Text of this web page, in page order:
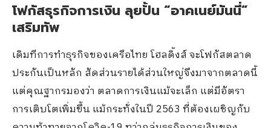
โฟกัสธุรกิจการเงิน ลุยปั้น “อาคเนย์มันนี่”
เสริมทัพ
เดิมทีการทำธุรกิจของเครือไทย โฮลดิ้งส์ จะโฟกัสตลาด
ประกันเป็นหลัก สัดส่วนรายได้ส่วนใหญ่จึงมาจากตลาดนี้
แต่คุณฐากรมองว่า ตลาดการเงินแม้จะเล็ก แต่มีอัตรา
การเติบโตเพิ่มขึ้น แม้กระทั่งในปี 2563 ที่ต้องเผชิญกับ